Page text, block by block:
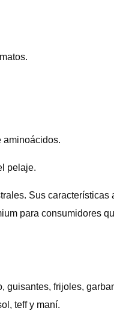
aminoácidos.
pelaje.
Sus características
para consumidores
guisantes, frijoles,
teff y maní.